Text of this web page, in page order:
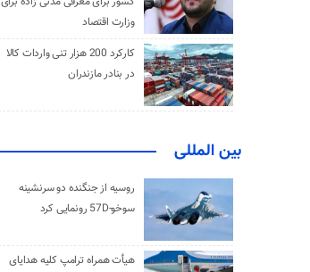
وزارت اقتصاد
کارکرد 200 هزار تنی واردات کالا
در بنادر مازندران
بین المللی
روسیه از جنگنده دو سرنشینه
سوخو-57D رونمایی کرد
هیأت همراه ترامپ کلیه هدایای